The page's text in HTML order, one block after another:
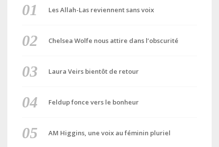
Les Allah-Las reviennent sans voix
Chelsea Wolfe nous attire dans l’obscurité
Laura Veirs bientôt de retour
Feldup fonce vers le bonheur
AM Higgins, une voix au féminin pluriel